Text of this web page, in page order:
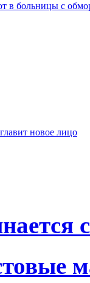
в больницы с
новое лицо